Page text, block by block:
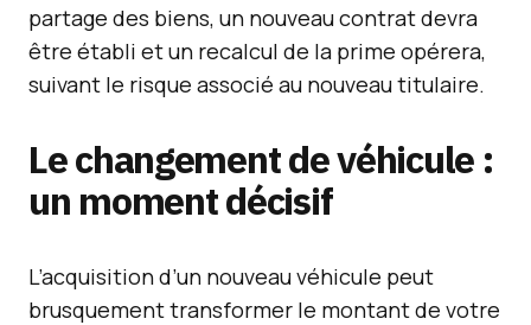
partage des biens, un nouveau contrat devra
être établi et un recalcul de la prime opérera,
suivant le risque associé au nouveau titulaire.
Le changement de véhicule :
un moment décisif
L’acquisition d’un nouveau véhicule peut
brusquement transformer le montant de votre